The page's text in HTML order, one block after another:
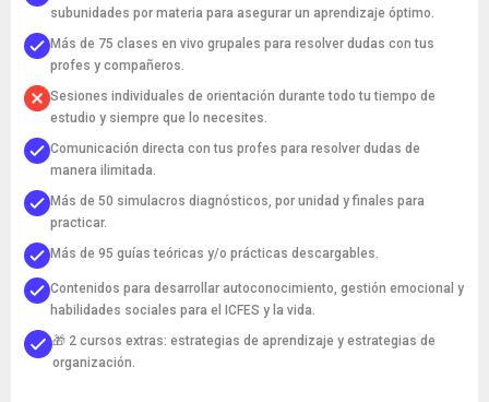
subunidades por materia para asegurar un aprendizaje óptimo.
Más de 75 clases en vivo grupales para resolver dudas con tus
profes y compañeros.
Sesiones individuales de orientación durante todo tu tiempo de
estudio y siempre que lo necesites.
Comunicación directa con tus profes para resolver dudas de
manera ilimitada.
Más de 50 simulacros diagnósticos, por unidad y finales para
practicar.
Más de 95 guías teóricas y/o prácticas descargables.
Contenidos para desarrollar autoconocimiento, gestión emocional y
habilidades sociales para el ICFES y la vida.
🎁 2 cursos extras: estrategias de aprendizaje y estrategias de
organización.